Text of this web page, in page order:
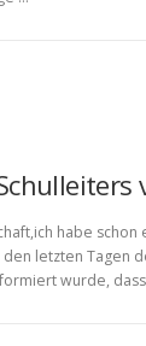
habe
den letzten Tagen
wurde,